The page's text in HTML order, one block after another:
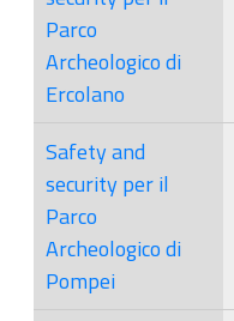
Parco
Archeologico di
Ercolano
Safety and
security per il
Parco
Archeologico di
Pompei